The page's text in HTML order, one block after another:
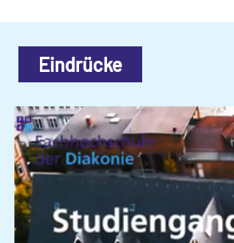
Eindrücke